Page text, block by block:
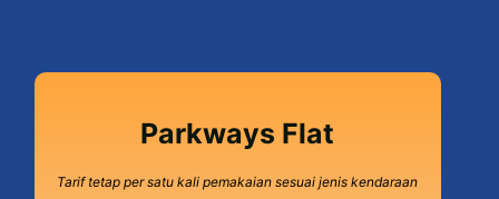
Parkways Flat
Tarif tetap per satu kali pemakaian sesuai jenis kendaraan